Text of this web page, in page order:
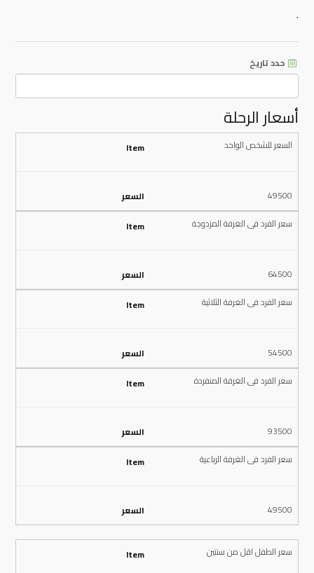
.
حدد تاريخ
أسعار الرحلة
السعر للشخص الواحد
49500
سعر الفرد فى الغرفة المزدوجة
64500
سعر الفرد فى الغرفة الثلاثية
54500
سعر الفرد فى الغرفة المنفردة
93500
سعر الفرد فى الغرفة الرباعية
49500
سعر الطفل اقل من سنتين